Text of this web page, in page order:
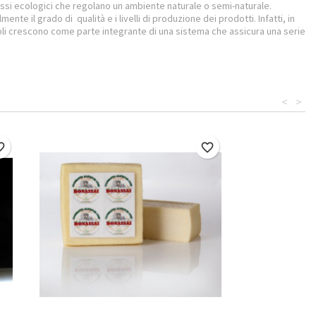
ecologici che regolano un ambiente naturale o semi-naturale.
il grado di qualità e i livelli di produzione dei prodotti. Infatti, in
crescono come parte integrante di una sistema che assicura una serie
>
<
favorite_border